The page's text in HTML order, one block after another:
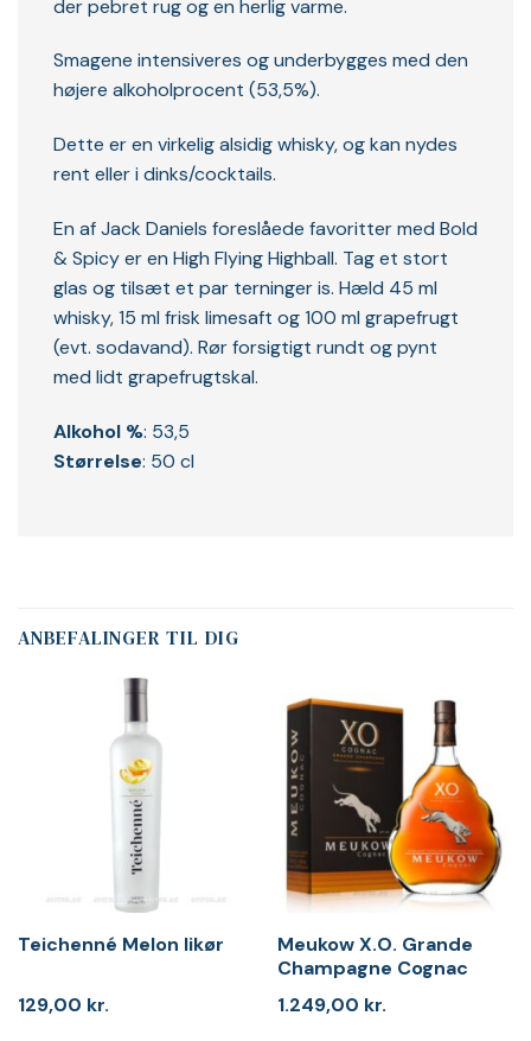
der pebret rug og en herlig varme.
Smagene intensiveres og underbygges med den
højere alkoholprocent (53,5%).
Dette er en virkelig alsidig whisky, og kan nydes
rent eller i dinks/cocktails.
En af Jack Daniels foreslåede favoritter med Bold
& Spicy er en High Flying Highball. Tag et stort
glas og tilsæt et par terninger is. Hæld 45 ml
whisky, 15 ml frisk limesaft og 100 ml grapefrugt
(evt. sodavand). Rør forsigtigt rundt og pynt
med lidt grapefrugtskal.
Alkohol %: 53,5
Størrelse: 50 cl
ANBEFALINGER TIL DIG
Teichenné Melon likør
129,00 kr.
Meukow X.O. Grande
Champagne Cognac
1.249,00 kr.